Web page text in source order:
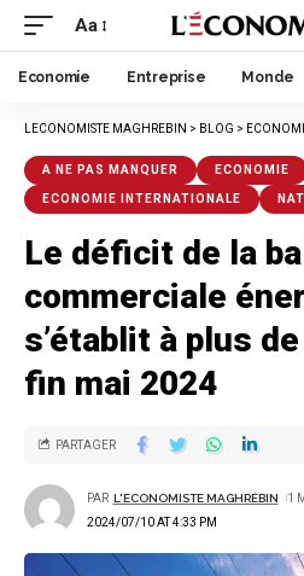
Aa
Economie Entreprise Monde
LECONOMISTE MAGHREBIN > BLOG >
A NE PAS MANQUER ECONOMIE
ECONOMIE INTERNATIONALE
Le déficit de la
commerciale
s’établit à plus
fin mai 2024
2024/07/10 AT 4:33 PM
PAR L'ECONOMISTE MAGHRÉBIN 1
PARTAGER